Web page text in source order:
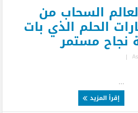
السحاب من
الحلم الذي بات
نجاح مستمر
|
إقرأ المزيد